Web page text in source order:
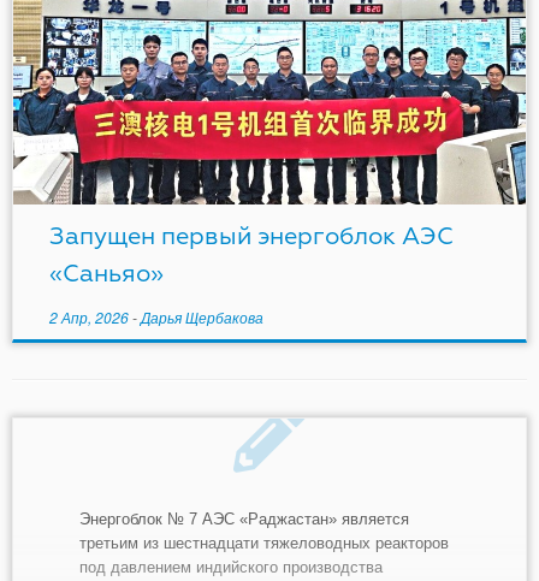
Запущен первый энергоблок АЭС
«Саньяо»
2 Апр, 2026-Дарья Щербакова
Энергоблок № 7 АЭС «Раджастан» является
третьим из шестнадцати тяжеловодных реакторов
под давлением индийского производства